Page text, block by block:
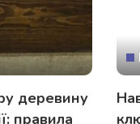
деревину
правила